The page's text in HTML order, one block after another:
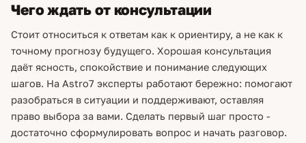
Чего ждать от консультации
Стоит относиться к ответам как к ориентиру, а не как к
точному прогнозу будущего. Хорошая консультация
даёт ясность, спокойствие и понимание следующих
шагов. На Astro7 эксперты работают бережно: помогают
разобраться в ситуации и поддерживают, оставляя
право выбора за вами. Сделать первый шаг просто -
достаточно сформулировать вопрос и начать разговор.